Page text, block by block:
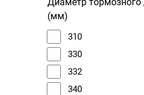
(мм)
310
330
332
340